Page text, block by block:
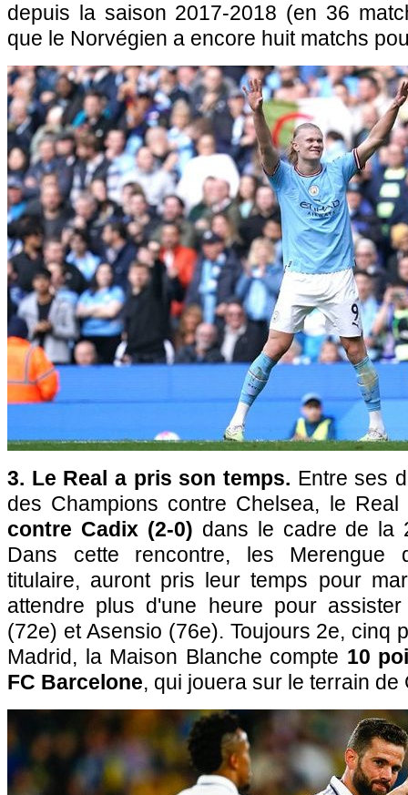
depuis la saison 2017-2018 (en 36
que le Norvégien a encore huit matchs
3. Le Real a pris son temps. Entre ses
des Champions contre Chelsea, le
contre Cadix (2-0) dans le cadre de la
Dans cette rencontre, les Merengue
titulaire, auront pris leur temps pour
attendre plus d'une heure pour
(72e) et Asensio (76e). Toujours 2e, cinq
Madrid, la Maison Blanche compte 10
FC Barcelone, qui jouera sur le terrain de